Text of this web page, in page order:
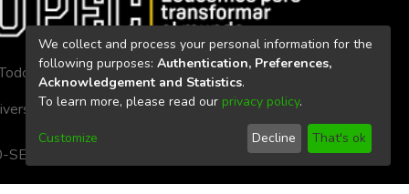
los derechos reservados 2023
Politécnica Estatal del Carchi
SE-33-CACES-2020
We collect and process your personal information for the
following purposes: Authentication, Preferences,
Acknowledgement and Statistics.
To learn more, please read our privacy policy.
Customize Decline That's ok